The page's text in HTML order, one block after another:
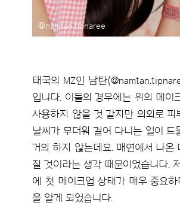
@namtan.tipnaree
태국의 MZ인 남탄
입니다. 이들의 경우에는 위의 메
사용하지 않을 것 같지만 의외로 피
날씨가 무더워 걸어 다니는 일이
거의 하지 않는데요. 매연에서 나온
질 것이라는 생각 때문이었습니다.
에 첫 메이크업 상태가 매우 중요
을 알게 되었습니다.